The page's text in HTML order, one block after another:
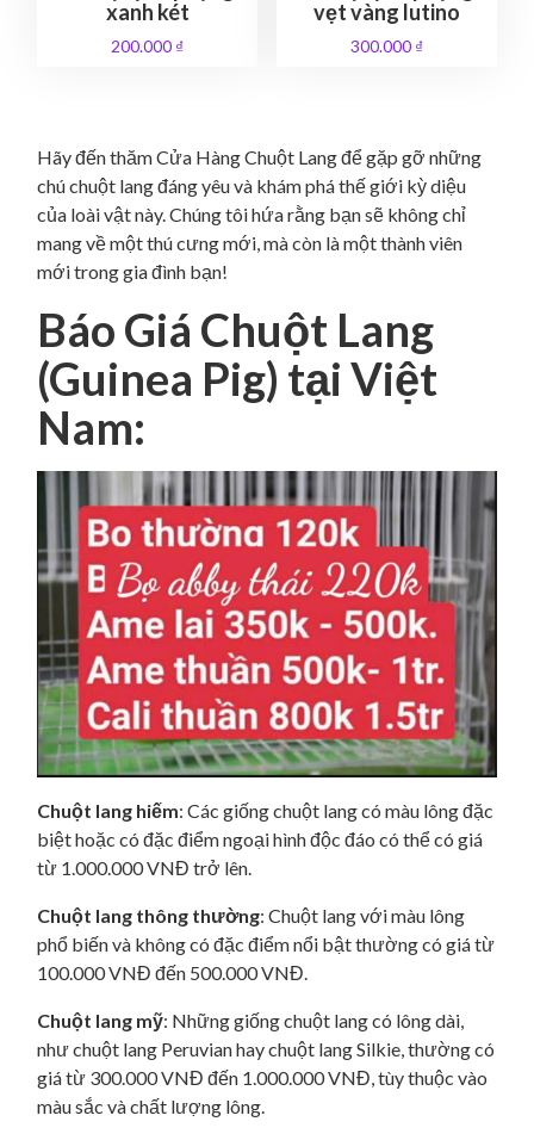
s
1
0
0
0
0
8
₫
.
:
.
.
0
0
0
9
₫
xanh két
200.000 ₫
vẹt vàng lutino
300.000 ₫
Hãy đến thăm Cửa Hàng Chuột Lang để gặp gỡ những
chú chuột lang đáng yêu và khám phá thế giới kỳ diệu
của loài vật này. Chúng tôi hứa rằng bạn sẽ không chỉ
mang về một thú cưng mới, mà còn là một thành viên
mới trong gia đình bạn!
BáoGiá Chuột Lang
(Guinea Pig) tại Việt
Nam:
Chuột lang hiếm: Các giống chuột lang có màu lông đặc
biệt hoặc có đặc điểm ngoại hình độc đáo có thể có giá
từ 1.000.000 VNĐ trở lên.
Chuột lang thông thường: Chuột lang với màu lông
phổ biến và không có đặc điểm nổi bật thường có giá từ
100.000 VNĐ đến 500.000 VNĐ.
Chuột lang mỹ: Những giống chuột lang có lông dài,
như chuột lang Peruvian hay chuột lang Silkie, thường có
giá từ 300.000 VNĐ đến 1.000.000 VNĐ, tùy thuộc vào
màu sắc và chất lượng lông.